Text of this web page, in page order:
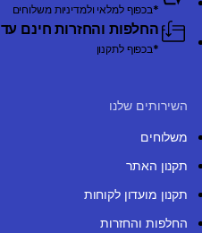
*בכפוף למלאי ולמדיניות משלוחים
החלפות והחזרות חינם עד 365 ימים ממועד הרכישה
*בכפוף לתקנון
השירותים שלנו
משלוחים
תקנון האתר
תקנון מועדון לקוחות
החלפות והחזרות